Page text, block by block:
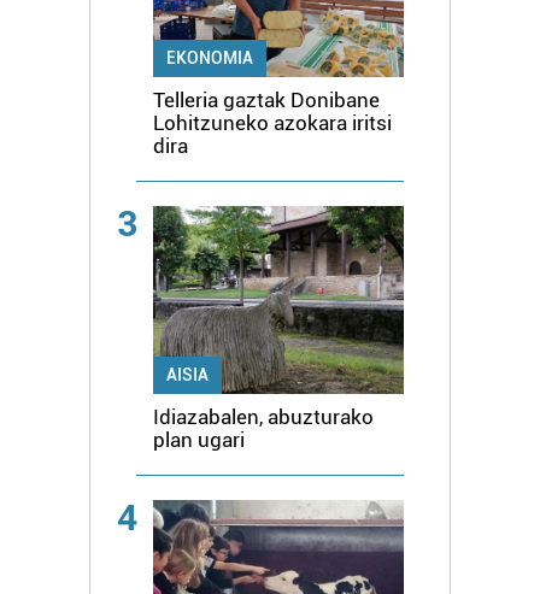
EKONOMIA
Telleria gaztak Donibane
Lohitzuneko azokara iritsi
dira
3
AISIA
Idiazabalen, abuzturako
plan ugari
4